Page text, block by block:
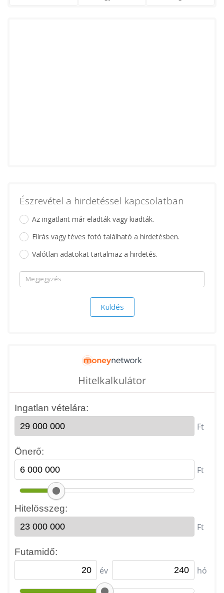
Észrevétel a hirdetéssel kapcsolatban
Az ingatlant már eladták vagy kiadták.
Elírás vagy téves fotó található a hirdetésben.
Valótlan adatokat tartalmaz a hirdetés.